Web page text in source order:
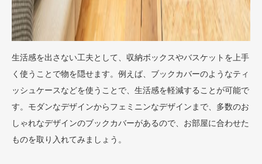
生活感を出さない工夫として、収納ボックスやバスケットを上手
く使うことで物を隠せます。例えば、ブックカバーのようなティ
ッシュケースなどを使うことで、生活感を軽減することが可能で
す。モダンなデザインからフェミニンなデザインまで、多数のお
しゃれなデザインのブックカバーがあるので、お部屋に合わせた
ものを取り入れてみましょう。